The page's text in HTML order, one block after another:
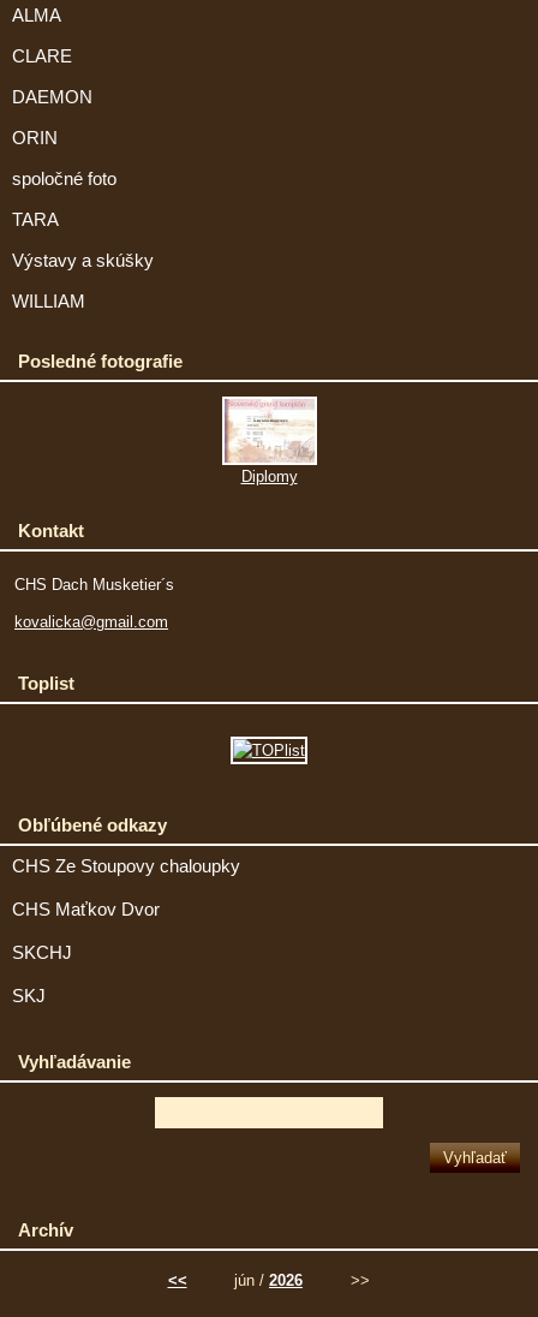
ALMA
CLARE
DAEMON
ORIN
spoločné foto
TARA
Výstavy a skúšky
WILLIAM
Posledné fotografie
Diplomy
Kontakt
CHS Dach Musketier´s
kovalicka@gmail.com
Toplist
Obľúbené odkazy
CHS Ze Stoupovy chaloupky
CHS Maťkov Dvor
SKCHJ
SKJ
Vyhľadávanie
Archív
<< jún / 2026 >>